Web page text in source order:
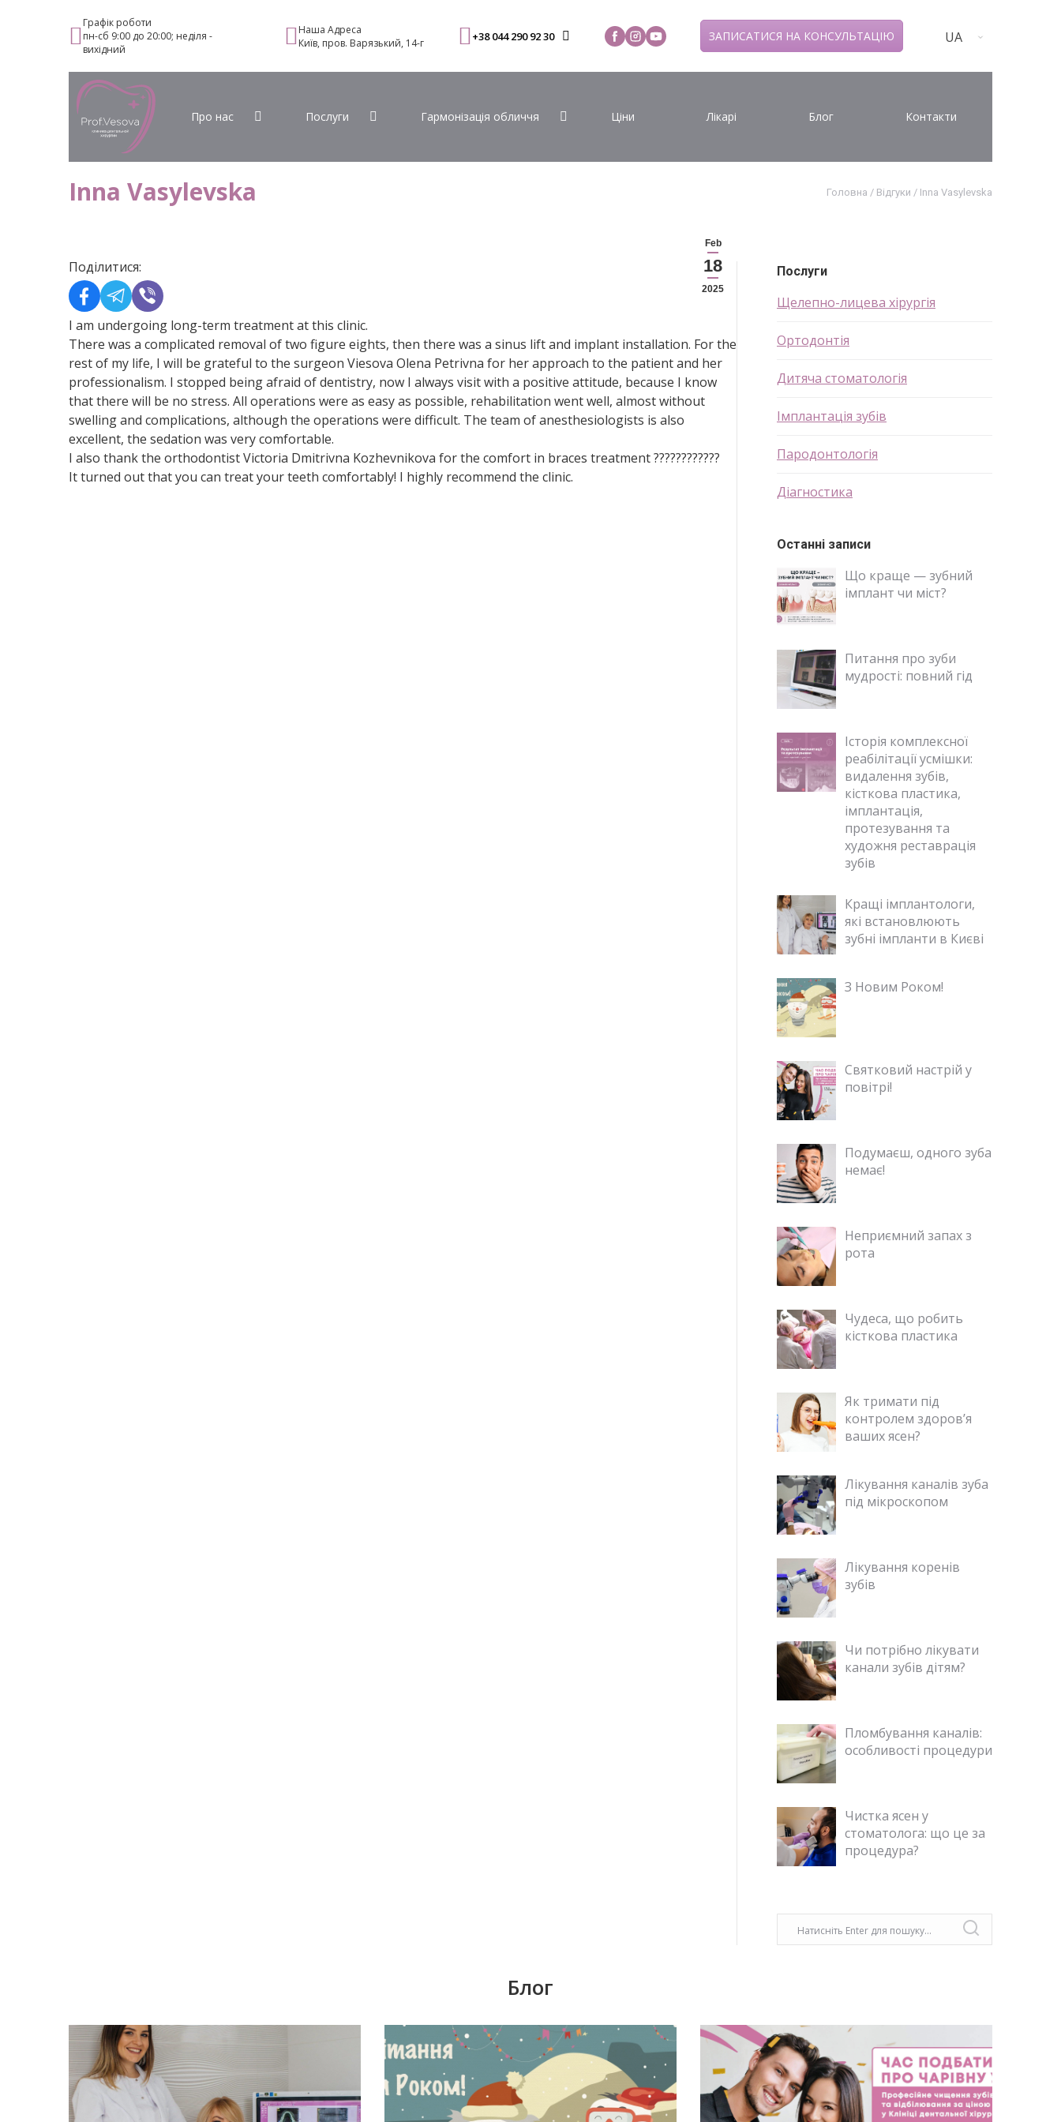
Графік роботи
пн-сб 9:00 до 20:00; неділя -
вихідний
Наша Адреса
Київ, пров. Варязький, 14-г
+38 044 290 92 30 ЗАПИСАТИСЯ НА КОНСУЛЬТАЦІЮ UA
Про нас Послуги Гармонізація обличчя Ціни Лікарі Блог Контакти
Inna Vasylevska Головна / Відгуки / Inna Vasylevska
Feb
18
2025
Поділитися:
I am undergoing long-term treatment at this clinic.
There was a complicated removal of two figure eights, then there was a sinus lift and implant installation. For the
rest of my life, I will be grateful to the surgeon Viesova Olena Petrivna for her approach to the patient and her
professionalism. I stopped being afraid of dentistry, now I always visit with a positive attitude, because I know
that there will be no stress. All operations were as easy as possible, rehabilitation went well, almost without
swelling and complications, although the operations were difficult. The team of anesthesiologists is also
excellent, the sedation was very comfortable.
I also thank the orthodontist Victoria Dmitrivna Kozhevnikova for the comfort in braces treatment ????????????
It turned out that you can treat your teeth comfortably! I highly recommend the clinic.
Послуги
Щелепно-лицева хірургія
Ортодонтія
Дитяча стоматологія
Імплантація зубів
Пародонтологія
Діагностика
Останні записи
Що краще — зубний
імплант чи міст?
Питання про зуби
мудрості: повний гід
Історія комплексної
реабілітації усмішки:
видалення зубів,
кісткова пластика,
імплантація,
протезування та
художня реставрація
зубів
Кращі імплантологи,
які встановлюють
зубні імпланти в Києві
З Новим Роком!
Святковий настрій у
повітрі!
Подумаєш, одного зуба
немає!
Неприємний запах з
рота
Чудеса, що робить
кісткова пластика
Як тримати під
контролем здоров’я
ваших ясен?
Лікування каналів зуба
під мікроскопом
Лікування коренів
зубів
Чи потрібно лікувати
канали зубів дітям?
Пломбування каналів:
особливості процедури
Чистка ясен у
стоматолога: що це за
процедура?
Блог
У передноворічній метушні, коли
купуються подарунки, прикрашаються
оселі, бажаємо святкового настрою,
гармонії, радості! Нехай прийдешній рік
Время задуматься о волшебном платье,
прическе, макияже. Позаботьтесь о
вашей улыбке, которая придаст вашему
образу чувство комфорта и
Згідно даних із різних країн СНГ, кожна
третя людина, у віці старше 25 років, не
має хоча б одного зуба. З віком ця
статистика тільки збільшується. Всі ми